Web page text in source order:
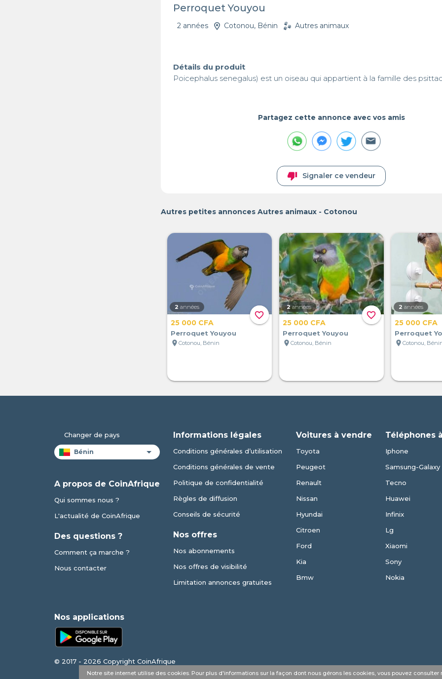
Perroquet Youyou
2 années Cotonou, Bénin Autres animaux
Détails du produit
Poicephalus senegalus) est un oiseau qui appartient à la famille des
Partagez cette annonce avec vos amis
thumb_down Signaler ce vendeur
Autres petites annonces Autres animaux - Cotonou
favorite_border
2 années
25 000 CFA
Perroquet Youyou
location_on Cotonou, Bénin
favorite_border
2 années
25 000 CFA
Perroquet Youyou
location_on Cotonou, Bénin
2 années
25 000 CFA
Perroquet
location_on Cotonou,
Notre site internet utilise des cookies. Pour plus d'informations sur la façon dont nous gérons les cookies, vous pouvez consulter
Changer de pays
A propos de CoinAfrique
Qui sommes nous ?
L'actualité de CoinAfrique
Des questions ?
Comment ça marche ?
Nous contacter
Informations légales
Conditions générales d’utilisation
Conditions générales de vente
Politique de confidentialité
Règles de diffusion
Conseils de sécurité
Nos offres
Nos abonnements
Nos offres de visibilité
Limitation annonces gratuites
Voitures à vendre
Toyota
Peugeot
Renault
Nissan
Hyundai
Citroen
Ford
Kia
Bmw
Téléphones
Iphone
Samsung-Galaxy
Tecno
Huawei
Infinix
Lg
Xiaomi
Sony
Nokia
Nos applications
© 2017 - 2026 Copyright CoinAfrique